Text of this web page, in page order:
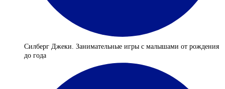
Силберг Джеки. Занимательные игры с малышами от рождения
до года